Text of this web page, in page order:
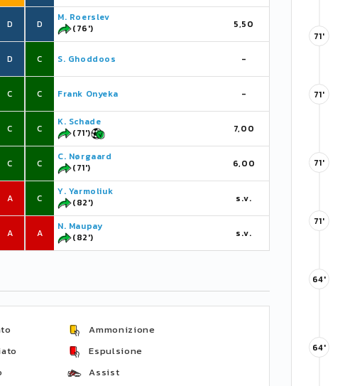
D
D
C
C
C
A
A
D
M. Roerslev
(76')
5,50
C S. Ghoddoos -
C Frank Onyeka -
C
K. Schade
(71')
7,00
C
C. Nørgaard
(71')
6,00
C
Y. Yarmoliuk
(82')
s.v.
A
N. Maupay
(82')
s.v.
Ammonizione
Espulsione
Assist
71'
71'
71'
71'
64'
64'